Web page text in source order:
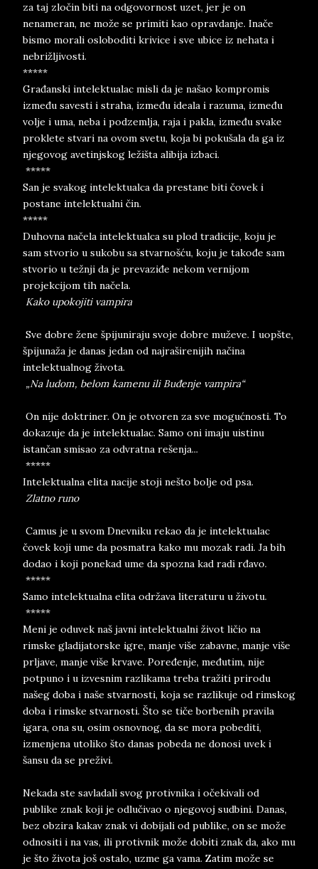
za taj zločin biti na odgovornost uzet, jer je on
nenameran, ne može se primiti kao opravdanje. Inače
bismo morali osloboditi krivice i sve ubice iz nehata i
nebrižljivosti.
*****
Građanski intelektualac misli da je našao kompromis
između savesti i straha, između ideala i razuma, između
volje i uma, neba i podzemlja, raja i pakla, između svake
proklete stvari na ovom svetu, koja bi pokušala da ga iz
njegovog avetinjskog ležišta alibija izbaci.
*****
San je svakog intelektualca da prestane biti čovek i
postane intelektualni čin.
*****
Duhovna načela intelektualca su plod tradicije, koju je
sam stvorio u sukobu sa stvarnošću, koju je takođe sam
stvorio u težnji da je prevaziđe nekom vernijom
projekcijom tih načela.
Kako upokojiti vampira
Sve dobre žene špijuniraju svoje dobre muževe. I uopšte,
špijunaža je danas jedan od najraširenijih načina
intelektualnog života.
„Na ludom, belom kamenu ili Buđenje vampira“
On nije doktriner. On je otvoren za sve mogućnosti. To
dokazuje da je intelektualac. Samo oni imaju uistinu
istančan smisao za odvratna rešenja...
*****
Intelektualna elita nacije stoji nešto bolje od psa.
Zlatno runo
Camus je u svom Dnevniku rekao da je intelektualac
čovek koji ume da posmatra kako mu mozak radi. Ja bih
dodao i koji ponekad ume da spozna kad radi rđavo.
*****
Samo intelektualna elita održava literaturu u životu.
*****
Meni je oduvek naš javni intelektualni život ličio na
rimske gladijatorske igre, manje više zabavne, manje više
prljave, manje više krvave. Poređenje, međutim, nije
potpuno i u izvesnim razlikama treba tražiti prirodu
našeg doba i naše stvarnosti, koja se razlikuje od rimskog
doba i rimske stvarnosti. Što se tiče borbenih pravila
igara, ona su, osim osnovnog, da se mora pobediti,
izmenjena utoliko što danas pobeda ne donosi uvek i
šansu da se preživi.
Nekada ste savladali svog protivnika i očekivali od
publike znak koji je odlučivao o njegovoj sudbini. Danas,
bez obzira kakav znak vi dobijali od publike, on se može
odnositi i na vas, ili protivnik može dobiti znak da, ako mu
je što života još ostalo, uzme ga vama. Zatim može se